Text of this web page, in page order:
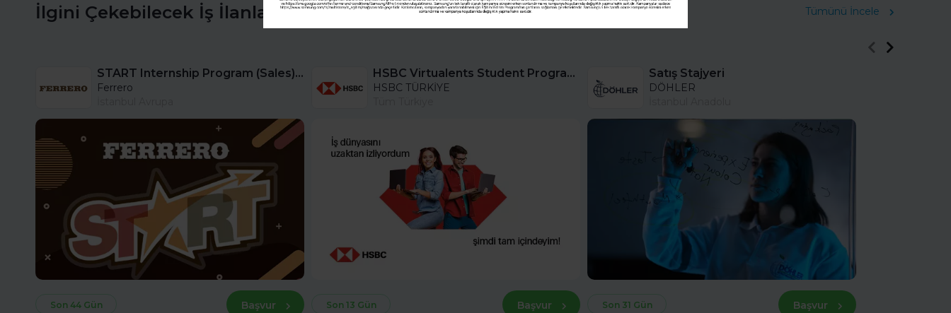
İlgini Çekebilecek İş İlanları Tümünü İncele
START Internship Program (Sales) - Istanbul
Ferrero
Son 44 Gün Başvur
HSBC Virtualents Student Program bu sene de devam ediyor!
HSBC TÜRKİYE
Son 13 Gün Başvur
Satış Stajyeri
DÖHLER
Son 31 Gün Başvur